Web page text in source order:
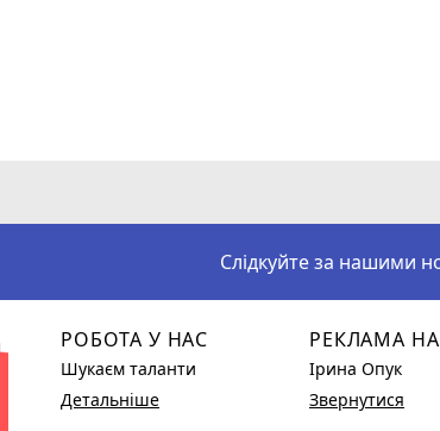
Слідкуйте за нашими
РОБОТА У НАС
Шукаєм таланти
Детальніше
РЕКЛАМА НА
Ірина Опук
Звернутися